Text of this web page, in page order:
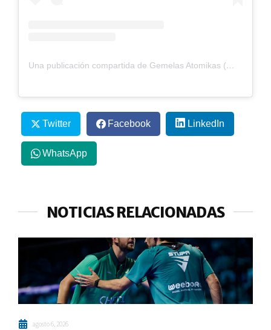
Una publicación compartida de Gemelas Atomikas (@gemelas_atomikas)
Twitter Facebook LinkedIn
WhatsApp
NOTICIAS RELACIONADAS
agosto 6, 2026